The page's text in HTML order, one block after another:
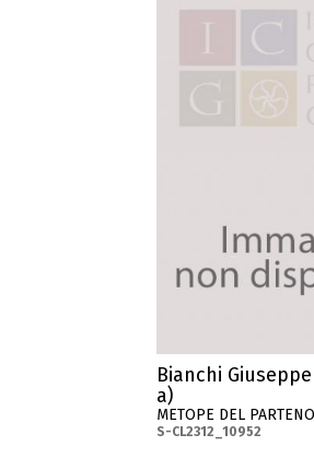
Bianchi
a)
METOPE DEL
S-CL2312_10952